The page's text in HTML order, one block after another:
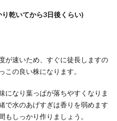
乾いてから3日後くらい)
が速いため、すぐに徒長しますの
この良い株になります。
になり葉っぱが落ちやすくなりま
で水のあげすぎは香りを弱めます
しっかり作りましょう。